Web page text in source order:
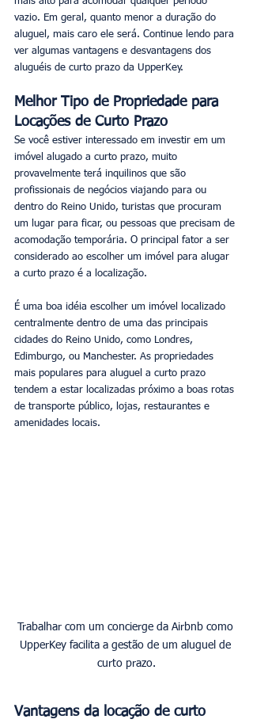
vazio. Em geral, quanto menor a duração do
aluguel, mais caro ele será. Continue lendo para
ver algumas vantagens e desvantagens dos
aluguéis de curto prazo da UpperKey.
Melhor Tipo de Propriedade para
Locações de Curto Prazo
Se você estiver interessado em investir em um
imóvel alugado a curto prazo, muito
provavelmente terá inquilinos que são
profissionais de negócios viajando para ou
dentro do Reino Unido, turistas que procuram
um lugar para ficar, ou pessoas que precisam de
acomodação temporária. O principal fator a ser
considerado ao escolher um imóvel para alugar
a curto prazo é a localização.
É uma boa idéia escolher um imóvel localizado
centralmente dentro de uma das principais
cidades do Reino Unido, como Londres,
Edimburgo, ou Manchester. As propriedades
mais populares para aluguel a curto prazo
tendem a estar localizadas próximo a boas rotas
de transporte público, lojas, restaurantes e
amenidades locais.
Trabalhar com um concierge da Airbnb como
UpperKey facilita a gestão de um aluguel de
curto prazo.
Vantagens da locação de curto